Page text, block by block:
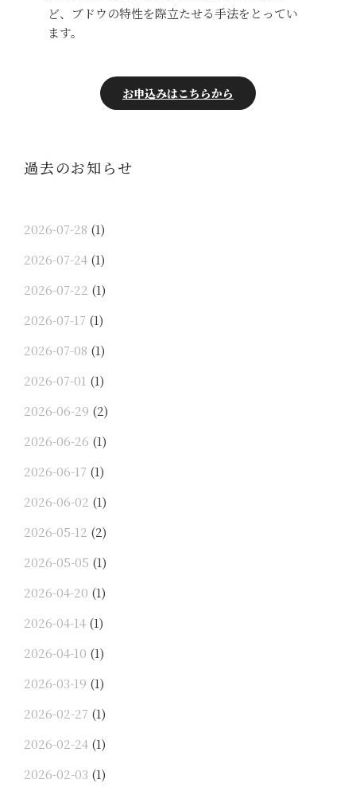
ど、ブドウの特性を際立たせる手法をとってい
ます。
お申込みはこちらから
過去のお知らせ
2026-07-28 (1)
2026-07-24 (1)
2026-07-22 (1)
2026-07-17 (1)
2026-07-08 (1)
2026-07-01 (1)
2026-06-29 (2)
2026-06-26 (1)
2026-06-17 (1)
2026-06-02 (1)
2026-05-12 (2)
2026-05-05 (1)
2026-04-20 (1)
2026-04-14 (1)
2026-04-10 (1)
2026-03-19 (1)
2026-02-27 (1)
2026-02-24 (1)
2026-02-03 (1)